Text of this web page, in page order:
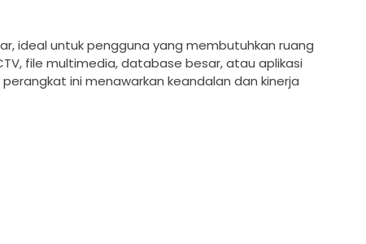
ideal untuk pengguna yang membutuhkan ruang
file multimedia, database besar, atau aplikasi
ini menawarkan keandalan dan kinerja